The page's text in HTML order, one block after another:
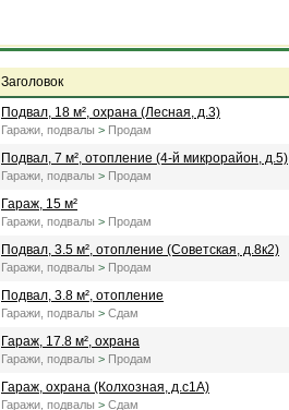
Заголовок
Подвал, 18 м², охрана (Лесная, д.3)
Гаражи, подвалы > Продам
Подвал, 7 м², отопление (4-й микрорайон, д.5)
Гаражи, подвалы > Продам
Гараж, 15 м²
Гаражи, подвалы > Продам
Подвал, 3.5 м², отопление (Советская, д.8к2)
Гаражи, подвалы > Продам
Подвал, 3.8 м², отопление
Гаражи, подвалы > Сдам
Гараж, 17.8 м², охрана
Гаражи, подвалы > Продам
Гараж, охрана (Колхозная, д.с1А)
Гаражи, подвалы > Сдам